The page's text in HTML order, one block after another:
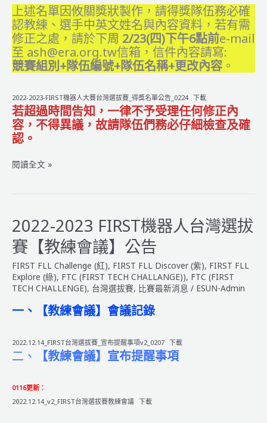
&
注
意
事
項
上述名單因攸關獎狀製作，請得獎隊伍務必確
認教練、選手中英文姓名與內容資料，若有需
修正之處，請於下周 2/23(四)下午6點前e-mail
至 ash@era.org.tw信箱，信件內容請寫:
競賽組別+隊伍編號+隊伍名稱+更改內容 。
2022-2023-FIRST機器人大賽台灣選拔賽_得獎名單公告_0224 下載
若超過時間告知，一律不予受理任何修正內
容，不得異議，故請隊伍們務必仔細檢查及確
認。
2022
FIRST
器
人
大
【得
獎
單
告】
閱讀全文 »
2022-2023 FIRST機器人台灣選拔
賽【教練會議】公告
FIRST FLL Challenge (紅), FIRST FLL Discover (紫), FIRST FLL
Explore (綠), FTC (FIRST TECH CHALLANGE)), FTC (FIRST
TECH CHALLENGE), 台灣選拔賽, 比賽最新消息 / ESUN-Admin
一、【教練會議】會議記錄
2022.12.14_FIRST台灣選拔賽_宣布提醒事項v2_0207 下載
二、 【教練會議】宣布提醒事項
0116更新：
2022.12.14_v2_FIRST台灣選拔賽教練會議 下載